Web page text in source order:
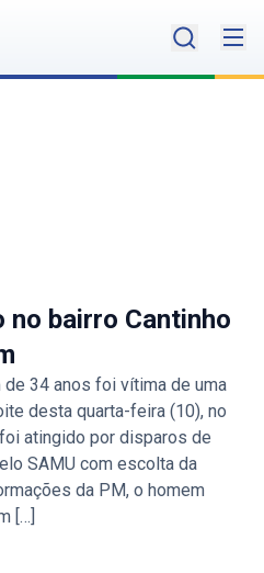
no bairro Cantinho
de 34 anos foi vítima de uma
desta quarta-feira (10), no
atingido por disparos de
SAMU com escolta da
da PM, o homem
[…]